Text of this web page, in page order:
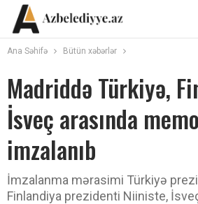
Ana Səhifə Bütün xəbərlər
Madriddə Türkiyə,
İsveç arasında
imzalanıb
İmzalanma mərasimi Türkiyə
Finlandiya prezidenti Niiniste,